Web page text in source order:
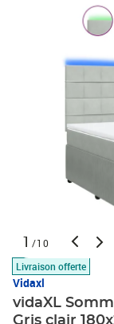
1 /10
Livraison offerte
Vidaxl
vidaXL
Gris clair